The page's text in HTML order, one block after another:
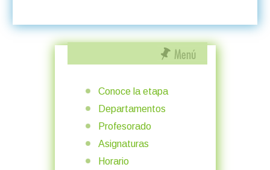
Conoce la etapa
Departamentos
Profesorado
Asignaturas
Horario